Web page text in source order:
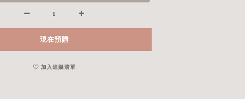
現在預購
加入追蹤清單